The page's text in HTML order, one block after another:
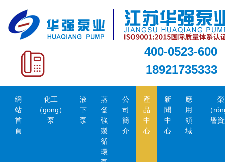
400-0523-600
18921735333
網
站
首
頁
化工
（gōng）
泵
液
下
泵
蒸
發
強
製
循
環
公
司
簡
介
產
品
中
心
新
聞
中
心
應
用
領
域
榮
（
譽